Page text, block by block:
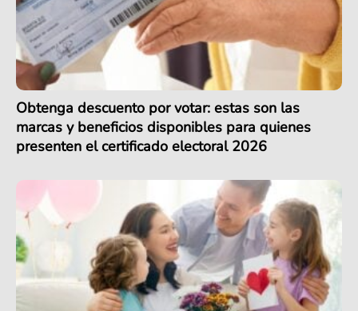
Obtenga descuento por votar: estas son las
marcas y beneficios disponibles para quienes
presenten el certificado electoral 2026